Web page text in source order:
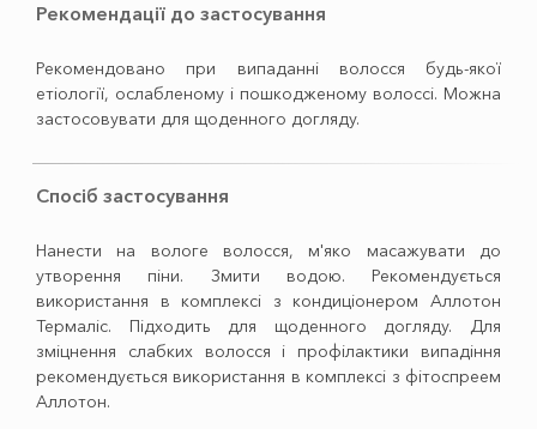
Рекомендації до застосування
Рекомендовано при випаданні волосся будь-якої
етіології, ослабленому і пошкодженому волоссі. Можна
застосовувати для щоденного догляду.
Спосіб застосування
Нанести на вологе волосся, м'яко масажувати до
утворення піни. Змити водою. Рекомендується
використання в комплексі з кондиціонером Аллотон
Термаліс. Підходить для щоденного догляду. Для
зміцнення слабких волосся і профілактики випадіння
рекомендується використання в комплексі з фітоспреем
Аллотон.